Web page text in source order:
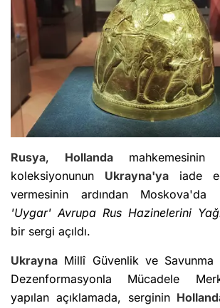
Rusya, Hollanda mahkemesinin
koleksiyonunun Ukrayna'ya iade
vermesinin ardından Moskova'da
'Uygar' Avrupa Rus Hazinelerini
bir sergi açıldı.
Ukrayna Millî Güvenlik ve Savunma
Dezenformasyonla Mücadele
yapılan açıklamada, serginin